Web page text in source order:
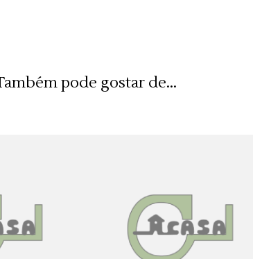
pode gostar de...
🛒 ADICIONAR 🛒